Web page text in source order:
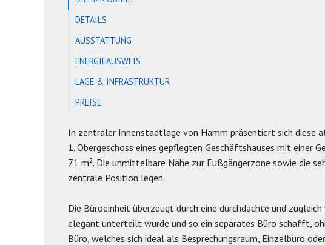
DETAILS
AUSSTATTUNG
ENERGIEAUSWEIS
LAGE & INFRASTRUKTUR
PREISE
In zentraler Innenstadtlage von Hamm präsentiert sich diese
1. Obergeschoss eines gepflegten Geschäftshauses mit einer
71 m². Die unmittelbare Nähe zur Fußgängerzone sowie die
zentrale Position legen.
Die Büroeinheit überzeugt durch eine durchdachte und
elegant unterteilt wurde und so ein separates Büro schafft,
Büro, welches sich ideal als Besprechungsraum, Einzelbüro